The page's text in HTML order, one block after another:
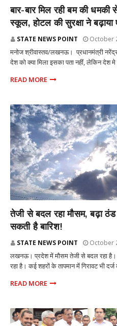
बार-बार मिल रही बम की धमकी
स्कूल, होटल की सुरक्षा ने
STATE NEWS POINT October
मनोज श्रीवास्तव/लखनऊ। प्रधानमंत्री
देश को क्या मिला इसका पता नहीं, लेकिन देश
READ MORE
तेजी से बदल रहा मौसम, बढ़ा
सकती है बारिश!
STATE NEWS POINT October
लखनऊ। प्रदेश में मौसम तेजी से बदल रहा है।
रहा है। कई शहरों के तापमान में गिरावट भी
READ MORE